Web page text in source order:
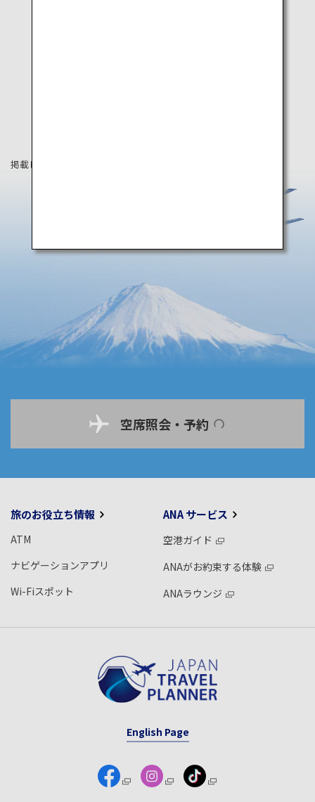
掲載している情報は2025年4月時点の情報です。
空席照会・予約
旅のお役立ち情報
ATM
ナビゲーションアプリ
Wi-Fiスポット
ANA サービス
空港ガイド
ANAがお約束する体験
ANAラウンジ
English Page